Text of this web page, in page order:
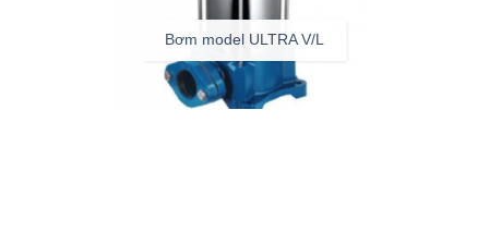
Bơm model ULTRA V/L